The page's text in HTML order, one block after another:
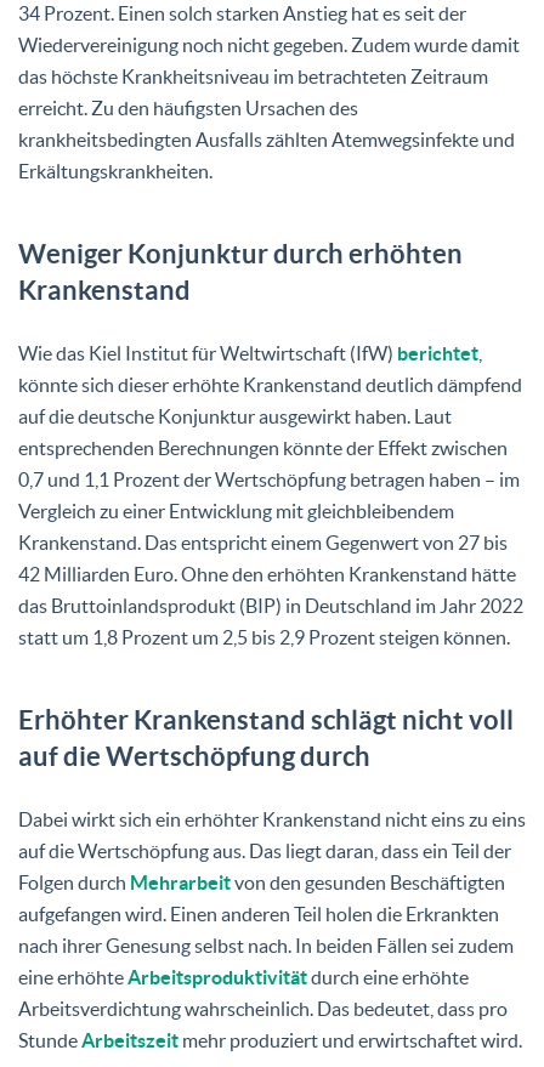
34 Prozent. Einen solch starken Anstieg hat es seit der
Wiedervereinigung noch nicht gegeben. Zudem wurde damit
das höchste Krankheitsniveau im betrachteten Zeitraum
erreicht. Zu den häufigsten Ursachen des
krankheitsbedingten Ausfalls zählten Atemwegsinfekte und
Erkältungskrankheiten.
Weniger Konjunktur durch erhöhten
Krankenstand
Wie das Kiel Institut für Weltwirtschaft (IfW) berichtet
könnte sich dieser erhöhte Krankenstand deutlich dämpfend
auf die deutsche Konjunktur ausgewirkt haben. Laut
entsprechenden Berechnungen könnte der Effekt zwischen
0,7 und 1,1 Prozent der Wertschöpfung betragen haben – im
Vergleich zu einer Entwicklung mit gleichbleibendem
Krankenstand. Das entspricht einem Gegenwert von 27 bis
42 Milliarden Euro. Ohne den erhöhten Krankenstand hätte
das Bruttoinlandsprodukt (BIP) in Deutschland im Jahr 2022
statt um 1,8 Prozent um 2,5 bis 2,9 Prozent steigen können.
Erhöhter Krankenstand schlägt nicht voll
auf die Wertschöpfung durch
Dabei wirkt sich ein erhöhter Krankenstand nicht eins zu eins
auf die Wertschöpfung aus. Das liegt daran, dass ein Teil der
Folgen durch Mehrarbeitvon den gesunden Beschäftigten
aufgefangen wird. Einen anderen Teil holen die Erkrankten
nach ihrer Genesung selbst nach. In beiden Fällen sei zudem
eine erhöhteArbeitsproduktivitätdurch eine erhöhte
Arbeitsverdichtung wahrscheinlich. Das bedeutet, dass pro
StundeArbeitszeit mehr produziert und erwirtschaftet wird.